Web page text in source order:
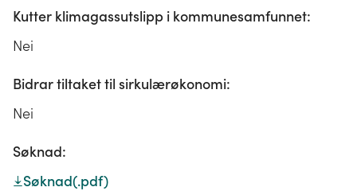
Kutter klimagassutslipp i kommunesamfunnet:
Nei
Bidrar tiltaket til sirkulærøkonomi:
Nei
Søknad:
Søknad(.pdf)